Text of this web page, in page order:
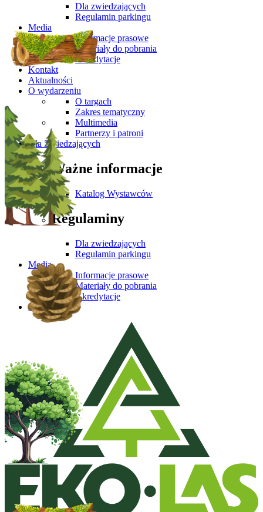
Dla zwiedzających
Regulamin parkingu
Media
Informacje prasowe
Materiały do pobrania
Akredytacje
Kontakt
Aktualności
O wydarzeniu
O targach
Zakres tematyczny
Multimedia
Partnerzy i patroni
Dla Zwiedzających
Ważne informacje
Katalog Wystawców
Regulaminy
Dla zwiedzających
Regulamin parkingu
Media
Informacje prasowe
Materiały do pobrania
Akredytacje
Kontakt